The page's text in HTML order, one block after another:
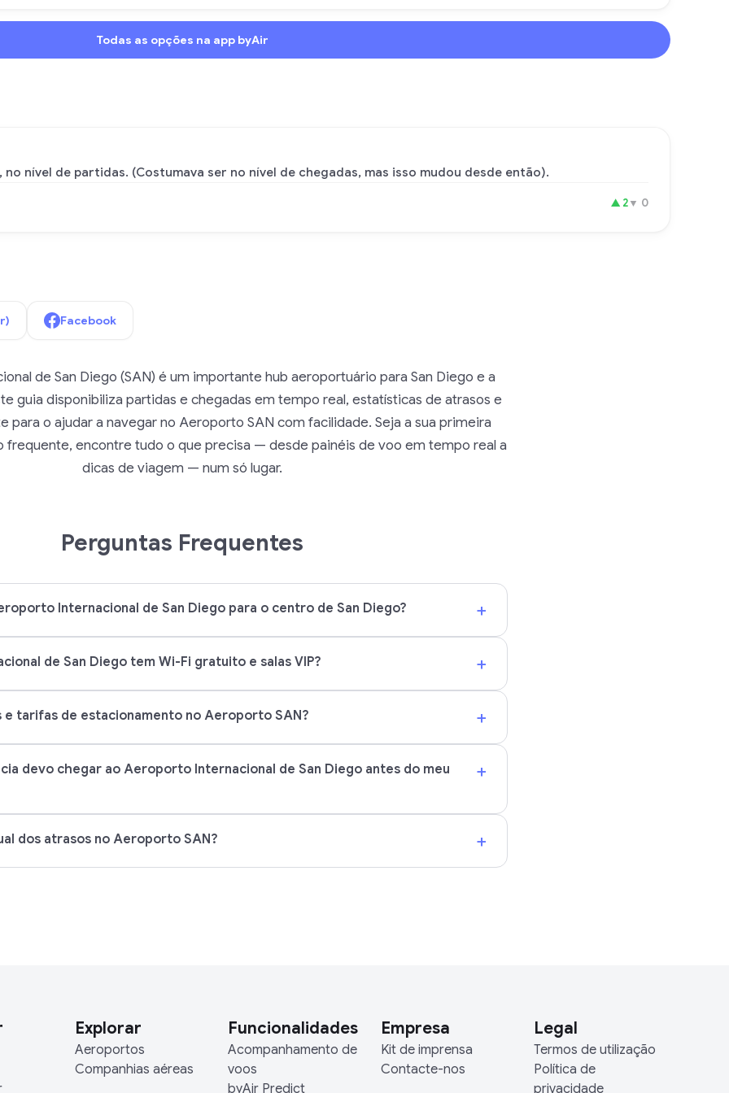
Todas as opções na app byAir
no nível de partidas. (Costumava ser no nível de chegadas, mas isso mudou desde então).
▲ 2▼ 0
Facebook
de San Diego (SAN) é um importante hub aeroportuário para San Diego e a
guia disponibiliza partidas e chegadas em tempo real, estatísticas de atrasos e
para o ajudar a navegar no Aeroporto SAN com facilidade. Seja a sua primeira
frequente, encontre tudo o que precisa — desde painéis de voo em tempo real a
dicas de viagem — num só lugar.
Perguntas Frequentes
Internacional de San Diego para o centro de San Diego? +
de San Diego tem Wi-Fi gratuito e salas VIP? +
e tarifas de estacionamento no Aeroporto SAN? +
devo chegar ao Aeroporto Internacional de San Diego antes do meu +
dos atrasos no Aeroporto SAN? +
Explorar
Aeroportos
Companhias aéreas
Funcionalidades
Acompanhamento de
voos
byAir Predict
Empresa
Kit de imprensa
Contacte-nos
Legal
Termos de utilização
Política de
privacidade